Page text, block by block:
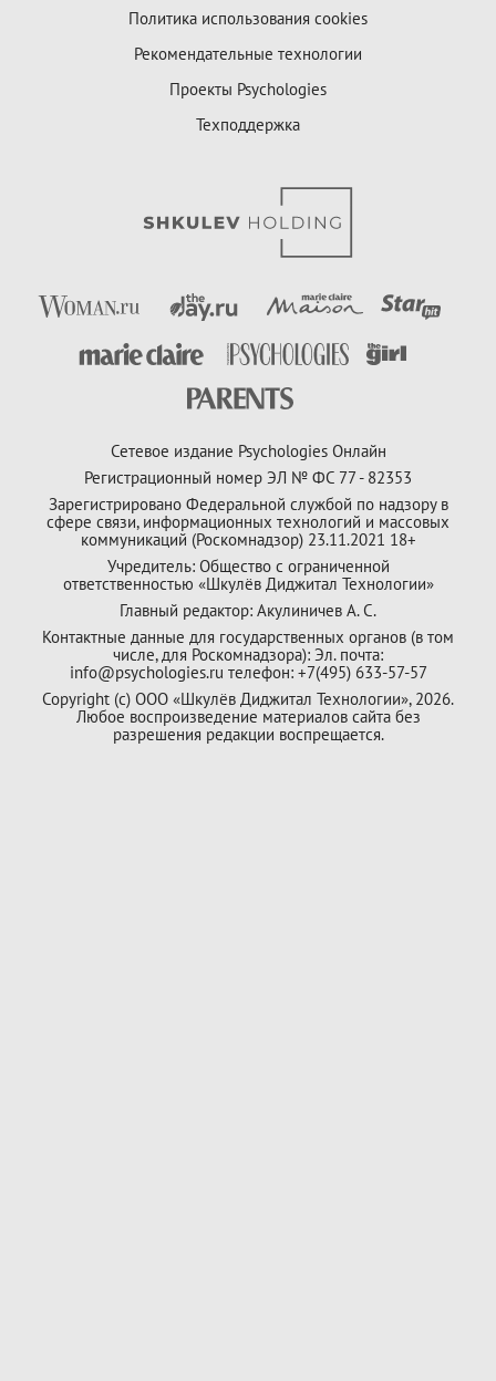
Политика использования cookies
Рекомендательные технологии
Проекты Psychologies
Техподдержка
Сетевое издание Psychologies Онлайн
Регистрационный номер ЭЛ № ФС 77 - 82353
Зарегистрировано Федеральной службой по надзору в
сфере связи, информационных технологий и массовых
коммуникаций (Роскомнадзор) 23.11.2021 18+
Учредитель: Общество с ограниченной
ответственностью «Шкулёв Диджитал Технологии»
Главный редактор: Акулиничев А. С.
Контактные данные для государственных органов (в том
числе, для Роскомнадзора): Эл. почта:
info@psychologies.ru телефон: +7(495) 633-57-57
Copyright (с) ООО «Шкулёв Диджитал Технологии», 2026.
Любое воспроизведение материалов сайта без
разрешения редакции воспрещается.